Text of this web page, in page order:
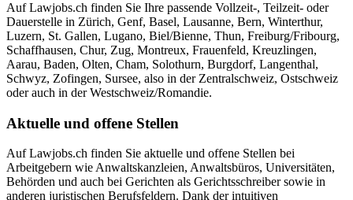
Auf Lawjobs.ch finden Sie Ihre passende Vollzeit-, Teilzeit- oder
Dauerstelle in Zürich, Genf, Basel, Lausanne, Bern, Winterthur,
Luzern, St. Gallen, Lugano, Biel/Bienne, Thun, Freiburg/Fribourg,
Schaffhausen, Chur, Zug, Montreux, Frauenfeld, Kreuzlingen,
Aarau, Baden, Olten, Cham, Solothurn, Burgdorf, Langenthal,
Schwyz, Zofingen, Sursee, also in der Zentralschweiz, Ostschweiz
oder auch in der Westschweiz/Romandie.
Aktuelle und offene Stellen
Auf Lawjobs.ch finden Sie aktuelle und offene Stellen bei
Arbeitgebern wie Anwaltskanzleien, Anwaltsbüros, Universitäten,
Behörden und auch bei Gerichten als Gerichtsschreiber sowie in
anderen juristischen Berufsfeldern. Dank der intuitiven